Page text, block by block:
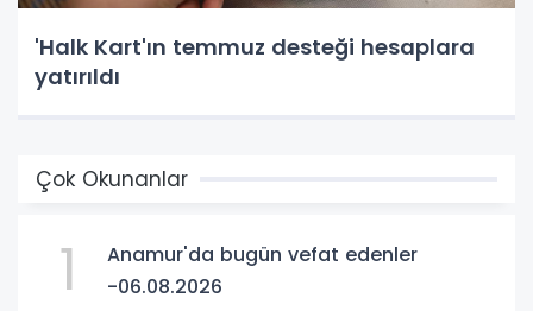
'Halk Kart'ın temmuz desteği hesaplara
yatırıldı
Çok Okunanlar
1
Anamur'da bugün vefat edenler
-06.08.2026